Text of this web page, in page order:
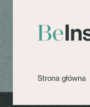
Strona główna